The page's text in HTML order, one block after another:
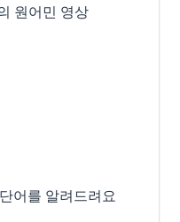
원어민 영상
어를 알려드려요